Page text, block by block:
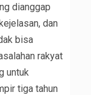
dianggap
dan
bisa
rakyat
untuk
tiga tahun